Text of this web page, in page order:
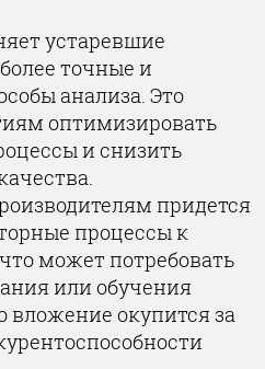
устаревшие
точные и
анализа. Это
оптимизировать
и снизить
придется
процессы к
может потребовать
или обучения
вложение окупится за